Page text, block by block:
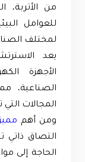
من الأتربة،
للعوامل
لمختلف
يعد
الأجهزة
الصناعية،
المجالات
ومن أهم
التصاق ذاتي
الحاجة إلى